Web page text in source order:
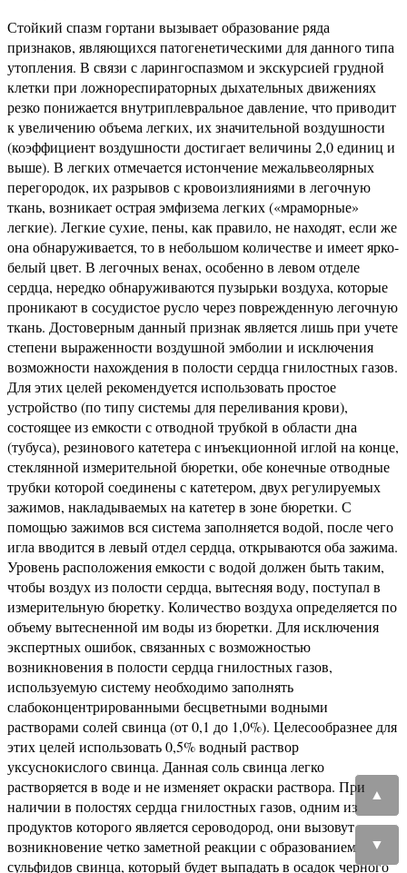
Стойкий спазм гортани вызывает образование ряда
признаков, являющихся патогенетическими для данного типа
утопления. В связи с ларингоспазмом и экскурсией грудной
клетки при ложнореспираторных дыхательных движениях
резко понижается внутриплевральное давление, что приводит
к увеличению объема легких, их значительной воздушности
(коэффициент воздушности достигает величины 2,0 единиц и
выше). В легких отмечается истончение межальвеолярных
перегородок, их разрывов с кровоизлияниями в легочную
ткань, возникает острая эмфизема легких («мраморные»
легкие). Легкие сухие, пены, как правило, не находят, если же
она обнаруживается, то в небольшом количестве и имеет ярко-
белый цвет. В легочных венах, особенно в левом отделе
сердца, нередко обнаруживаются пузырьки воздуха, которые
проникают в сосудистое русло через поврежденную легочную
ткань. Достоверным данный признак является лишь при учете
степени выраженности воздушной эмболии и исключения
возможности нахождения в полости сердца гнилостных газов.
Для этих целей рекомендуется использовать простое
устройство (по типу системы для переливания крови),
состоящее из емкости с отводной трубкой в области дна
(тубуса), резинового катетера с инъекционной иглой на конце,
стеклянной измерительной бюретки, обе конечные отводные
трубки которой соединены с катетером, двух регулируемых
зажимов, накладываемых на катетер в зоне бюретки. С
помощью зажимов вся система заполняется водой, после чего
игла вводится в левый отдел сердца, открываются оба зажима.
Уровень расположения емкости с водой должен быть таким,
чтобы воздух из полости сердца, вытесняя воду, поступал в
измерительную бюретку. Количество воздуха определяется по
объему вытесненной им воды из бюретки. Для исключения
экспертных ошибок, связанных с возможностью
возникновения в полости сердца гнилостных газов,
используемую систему необходимо заполнять
слабоконцентрированными бесцветными водными
растворами солей свинца (от 0,1 до 1,0%). Целесообразнее для
этих целей использовать 0,5% водный раствор
уксуснокислого свинца. Данная соль свинца легко
растворяется в воде и не изменяет окраски раствора. При
наличии в полостях сердца гнилостных газов, одним из
продуктов которого является сероводород, они вызовут
возникновение четко заметной реакции с образованием
сульфидов свинца, который будет выпадать в осадок черного
▲
▼